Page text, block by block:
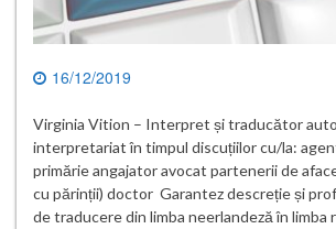
16/12/2019
Virginia Vition – Interpret și traducător
interpretariat în timpul discuțiilor cu/la:
primărie angajator avocat partenerii de
cu părinții) doctor Garantez descreție și
de traducere din limba neerlandeză în limba